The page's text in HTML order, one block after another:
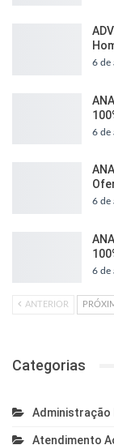
6 de
6 de
6 de
6 de
ANTERIOR
Categorias
Administração
Atendimento